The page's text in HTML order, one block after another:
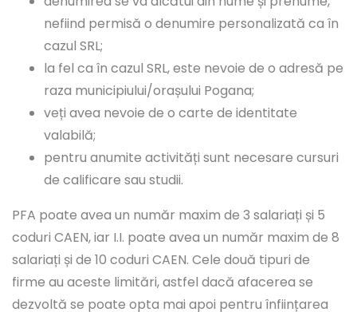
nefiind permisă o denumire personalizată ca în
cazul SRL;
la fel ca în cazul SRL, este nevoie de o adresă pe
raza municipiului/orașului Pogana;
veți avea nevoie de o carte de identitate
valabilă;
pentru anumite activități sunt necesare cursuri
de calificare sau studii.
PFA poate avea un număr maxim de 3 salariați și 5
coduri CAEN, iar I.I. poate avea un număr maxim de 8
salariați și de 10 coduri CAEN. Cele două tipuri de
firme au aceste limitări, astfel dacă afacerea se
dezvoltă se poate opta mai apoi pentru înființarea